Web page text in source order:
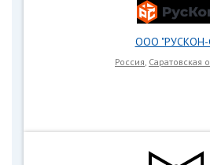
ООО "РУСКОН-
Россия, Саратовская